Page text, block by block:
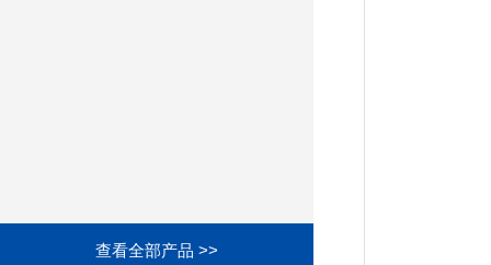
查看全部产品 >>